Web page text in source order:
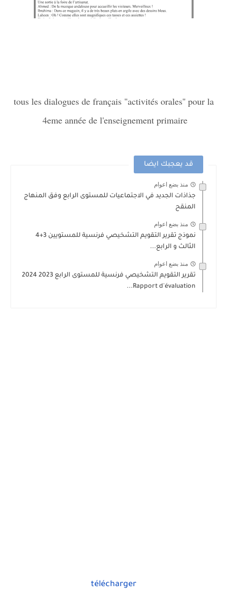
tous les dialogues de français "activités orales'' pour la
4eme année de l'enseignement primaire
قد يعجبك ايضا
منذ بضع اعوام
جذاذات الجديد في الاجتماعيات للمستوى الرابع وفق المنهاج
المنقح
منذ بضع اعوام
نموذج تقرير التقويم التشخيصي فرنسية للمستويين 3+4
الثالث و الرابع...
منذ بضع اعوام
تقرير التقويم التشخيصي فرنسية للمستوى الرابع 2023 2024
Rapport d'évaluation...
télécharger